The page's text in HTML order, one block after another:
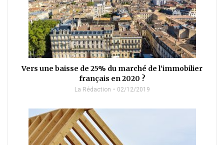
Vers une baisse de 25% du marché de l’immobilier
français en 2020 ?
La Rédaction 02/12/2019